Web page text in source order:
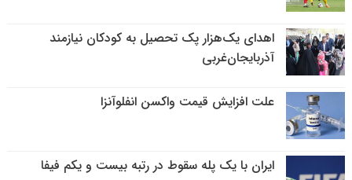
اهدای یک‌هزار پک تحصیل به کودکان نیازمند
آذربایجان‌غربی
علت افزایش قیمت واکسن انفلوآنزا
ایران با یک پله سقوط در رتبه بیست و یکم فیفا